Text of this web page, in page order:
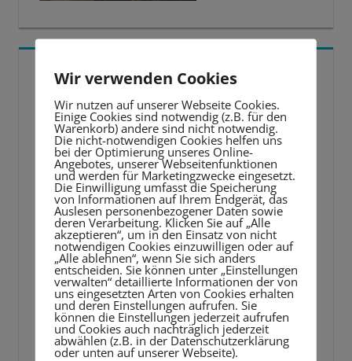
5 BESTE LERNTIPPS
Video-
Player
Wir verwenden Cookies
Wir nutzen auf unserer Webseite Cookies.
Einige Cookies sind notwendig (z.B. für den
Warenkorb) andere sind nicht notwendig.
Die nicht-notwendigen Cookies helfen uns
bei der Optimierung unseres Online-
Angebotes, unserer Webseitenfunktionen
und werden für Marketingzwecke eingesetzt.
Die Einwilligung umfasst die Speicherung
von Informationen auf Ihrem Endgerät, das
Auslesen personenbezogener Daten sowie
deren Verarbeitung. Klicken Sie auf „Alle
akzeptieren“, um in den Einsatz von nicht
notwendigen Cookies einzuwilligen oder auf
„Alle ablehnen“, wenn Sie sich anders
entscheiden. Sie können unter „Einstellungen
verwalten“ detaillierte Informationen der von
uns eingesetzten Arten von Cookies erhalten
und deren Einstellungen aufrufen. Sie
können die Einstellungen jederzeit aufrufen
und Cookies auch nachträglich jederzeit
abwählen (z.B. in der Datenschutzerklärung
oder unten auf unserer Webseite).